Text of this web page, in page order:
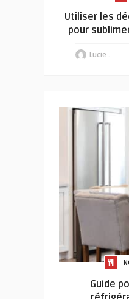
Utiliser les
pour
Lucie .
Guide